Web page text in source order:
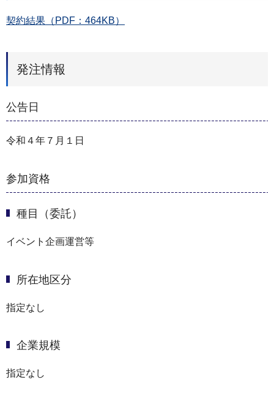
契約結果（PDF：464KB）
発注情報
公告日
令和４年７月１日
参加資格
種目（委託）
イベント企画運営等
所在地区分
指定なし
企業規模
指定なし